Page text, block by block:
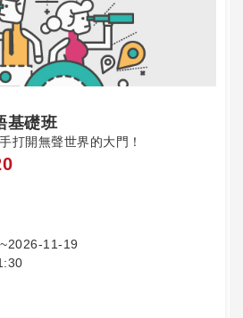
基礎班
打開無聲世界的大門！
11-19